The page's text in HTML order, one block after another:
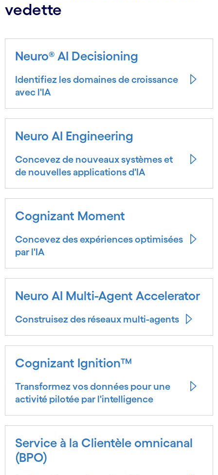
vedette
Neuro® AI Decisioning
Identifiez les domaines de croissance
avec l'IA
Neuro AI Engineering
Concevez de nouveaux systèmes et
de nouvelles applications d'IA
Cognizant Moment
Concevez des expériences optimisées
par l'IA
Neuro AI Multi-Agent Accelerator
Construisez des réseaux multi-agents
Cognizant Ignition™
Transformez vos données pour une
activité pilotée par l'intelligence
Service à la Clientèle omnicanal
(BPO)